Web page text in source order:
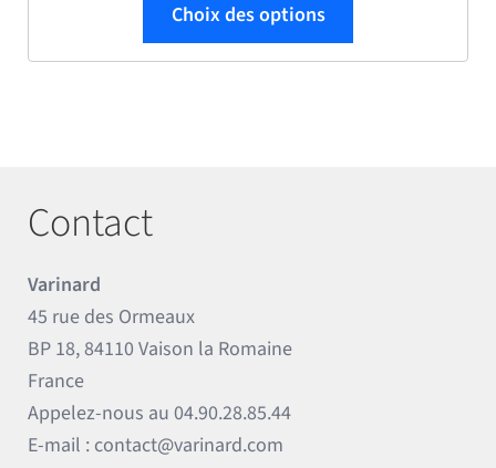
Choix des options
Contact
Varinard
45 rue des Ormeaux
BP 18, 84110 Vaison la Romaine
France
Appelez-nous au04.90.28.85.44
E-mail : contact@varinard.com